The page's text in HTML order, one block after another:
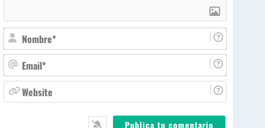
o
m
b
r
m
ie